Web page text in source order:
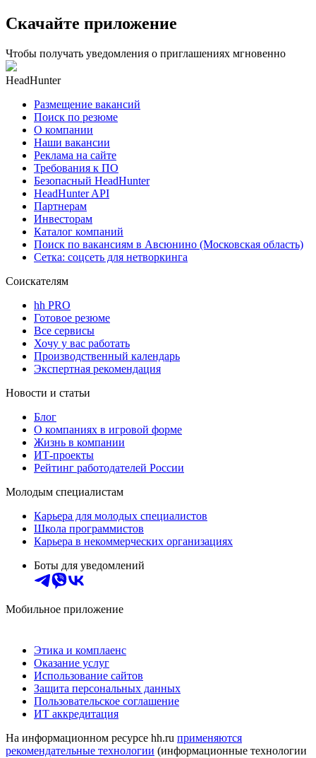
Скачайте приложение
Чтобы получать уведомления о приглашениях мгновенно
HeadHunter
Размещение вакансий
Поиск по резюме
О компании
Наши вакансии
Реклама на сайте
Требования к ПО
Безопасный HeadHunter
HeadHunter API
Партнерам
Инвесторам
Каталог компаний
Поиск по вакансиям в Авсюнино (Московская область)
Сетка: соцсеть для нетворкинга
Соискателям
hh PRO
Готовое резюме
Все сервисы
Хочу у вас работать
Производственный календарь
Экспертная рекомендация
Новости и статьи
Блог
О компаниях в игровой форме
Жизнь в компании
ИТ-проекты
Рейтинг работодателей России
Молодым специалистам
Карьера для молодых специалистов
Школа программистов
Карьера в некоммерческих организациях
Боты для уведомлений
Мобильное приложение
Этика и комплаенс
Оказание услуг
Использование сайтов
Защита персональных данных
Пользовательское соглашение
ИТ аккредитация
На информационном ресурсе hh.ru применяются
рекомендательные технологии (информационные технологии